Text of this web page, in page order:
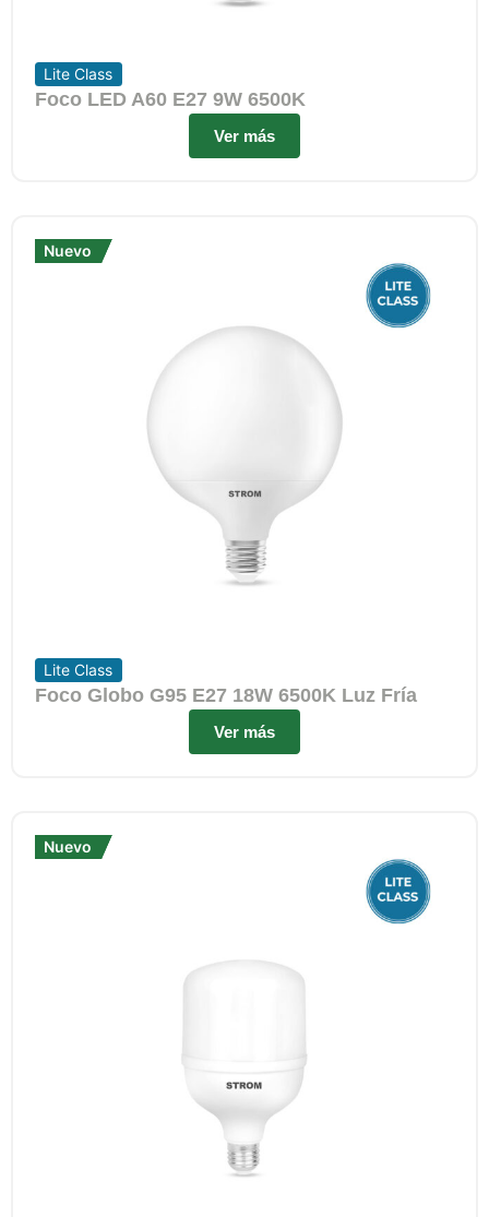
Lite Class
Foco LED A60 E27 9W 6500K
Ver más
Nuevo
Nuevo
Lite Class
Foco Globo G95 E27 18W 6500K Luz Fría
Ver más
Nuevo
Nuevo